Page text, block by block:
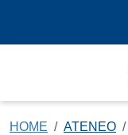
HOME ATENEO